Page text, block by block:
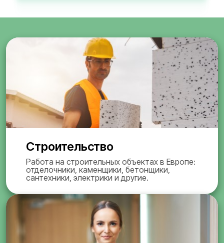
Строительство
Работа на строительных объектах в Европе:
отделочники, каменщики, бетонщики,
сантехники, электрики и другие.